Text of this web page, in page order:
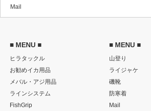
Mail
■ MENU ■
ヒラタックル
お勧めイカ用品
メバル・アジ用品
ラインシステム
FishGrip
■ MENU ■
山登り
ライジャケ
磯靴
防寒着
Mail